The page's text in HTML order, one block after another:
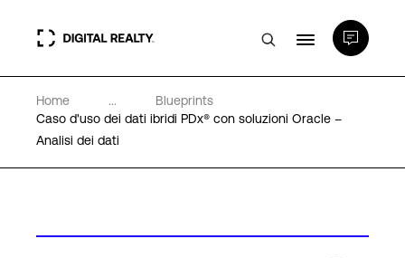
Data center
PlatformDIGITAL®
Home ...
Blueprints
Caso d'uso dei dati ibridi PDx® con soluzioni Oracle –
Analisi dei dati